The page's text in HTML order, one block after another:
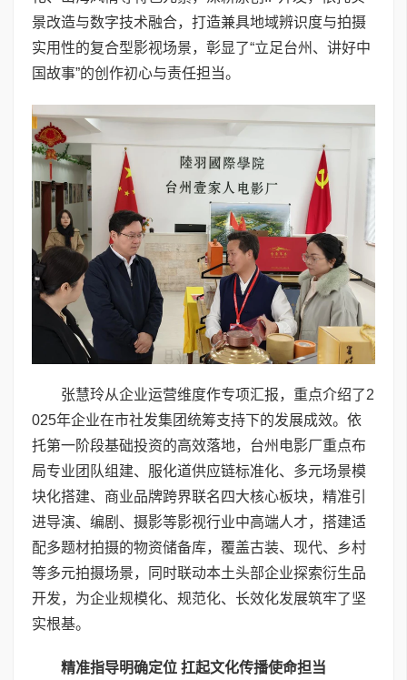
景改造与数字技术融合，打造兼具地域辨识度与拍摄
实用性的复合型影视场景，彰显了“立足台州、讲好中
国故事”的创作初心与责任担当。
张慧玲从企业运营维度作专项汇报，重点介绍了2
025年企业在市社发集团统筹支持下的发展成效。依
托第一阶段基础投资的高效落地，台州电影厂重点布
局专业团队组建、服化道供应链标准化、多元场景模
块化搭建、商业品牌跨界联名四大核心板块，精准引
进导演、编剧、摄影等影视行业中高端人才，搭建适
配多题材拍摄的物资储备库，覆盖古装、现代、乡村
等多元拍摄场景，同时联动本土头部企业探索衍生品
开发，为企业规模化、规范化、长效化发展筑牢了坚
实根基。
精准指导明确定位 扛起文化传播使命担当